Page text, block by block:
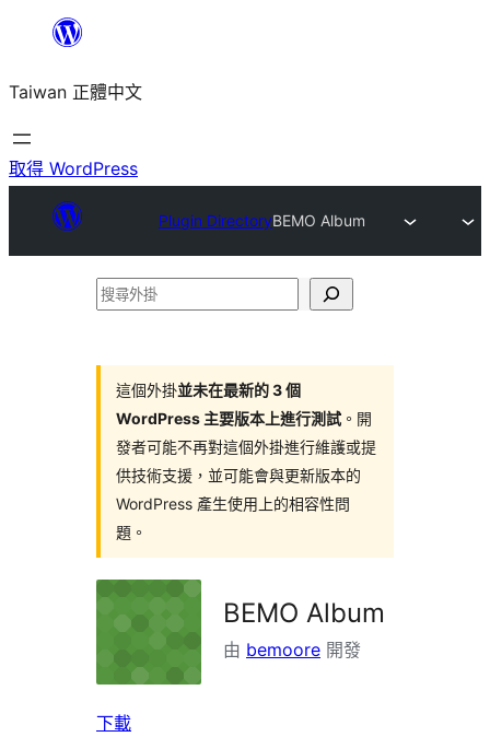
主
要
內
Taiwan 正體中文
取得 WordPress
Plugin DirectoryBEMO Album
搜
這個外掛並未在最新的 3 個
WordPress 主要版本上進行測試 。開
發者可能不再對這個外掛進行維護或提
供技術支援，並可能會與更新版本的
WordPress 產生使用上的相容性問
題。
BEMO Album
由 bemoore 開發
下載